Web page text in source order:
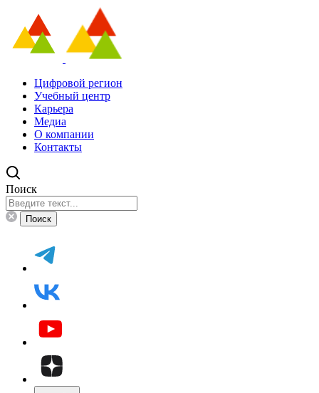
Цифровой регион
Учебный центр
Карьера
Медиа
О компании
Контакты
Поиск
Поиск